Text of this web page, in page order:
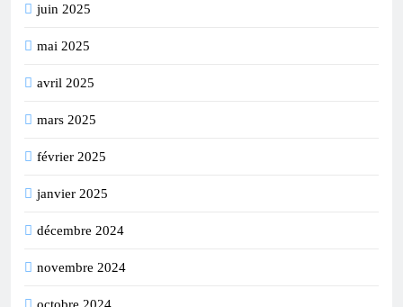
juin 2025
mai 2025
avril 2025
mars 2025
février 2025
janvier 2025
décembre 2024
novembre 2024
octobre 2024